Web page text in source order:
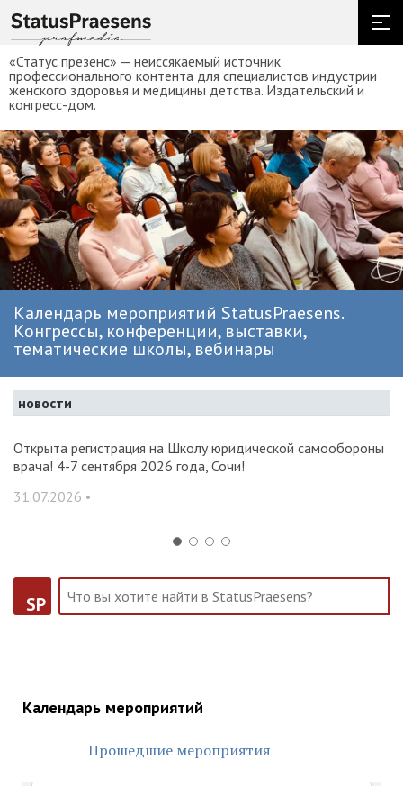
«Статус презенс» — неиссякаемый источник
профессионального контента для специалистов индустрии
женского здоровья и медицины детства. Издательский и
конгресс-дом.
Календарь мероприятий StatusPraesens.
Конгрессы, конференции, выставки,
тематические школы, вебинары
новости
Открыта регистрация на Школу юридической самообороны
врача! 4-7 сентября 2026 года, Сочи!
31.07.2026 •
SP
Календарь мероприятий
Прошедшие мероприятия